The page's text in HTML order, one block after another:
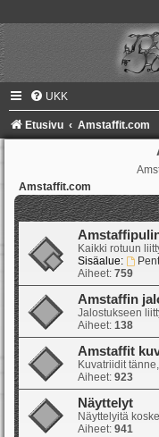
UKK
Etusivu Amstaffit.com
Amstaffit.com
Kaikki rotuun
Sisäalue:
Aiheet: 759
Amstaffin
Jalostukseen
Aiheet: 138
Amstaffit
Kuvatriidit
Aiheet: 923
Näyttelyt
Näyttelyitä
Aiheet: 941